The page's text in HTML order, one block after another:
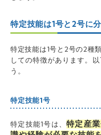
特定技能は1号と2号に
特定技能は1号と2号の2種
しての特徴があります。
う。
特定技能1号
特定技能1号は、特定産